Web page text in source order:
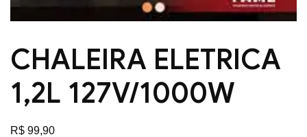
CHALEIRA ELETRICA
1,2L 127V/1000W
R$ 99,90